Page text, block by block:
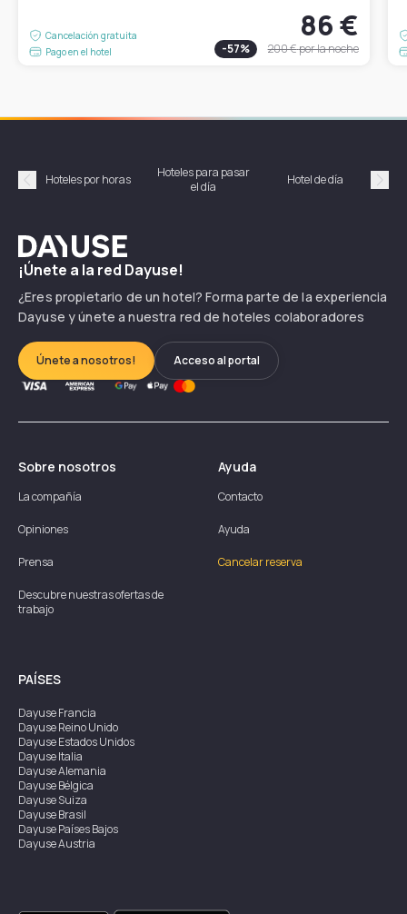
Cancelación gratuita
Pago en el hotel
86 €
-57% 200 €por la noche
Précédent
Hoteles por horas
Hoteles para pasar
el día
Hotel de día
Dayuse
¡Únete a la red Dayuse!
¿Eres propietario de un hotel? Forma parte de la experiencia
Dayuse y únete a nuestra red de hoteles colaboradores
Únete a nosotros! Acceso al portal
Sobre nosotros
La compañía
Opiniones
Prensa
Descubre nuestras ofertas de
trabajo
Ayuda
Contacto
Ayuda
Cancelar reserva
PAÍSES
DayuseFrancia
DayuseReino Unido
DayuseEstados Unidos
DayuseItalia
DayuseAlemania
DayuseBélgica
DayuseSuiza
DayuseBrasil
DayusePaíses Bajos
DayuseAustria